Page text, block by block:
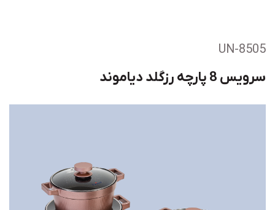
UN-8505
سرویس 8 پارچه رزگلد دیاموند